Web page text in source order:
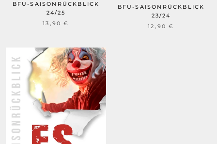
BFU-SAISONRÜCKBLICK
24/25
13,90 €
BFU-SAISONRÜCKBLICK
23/24
12,90 €